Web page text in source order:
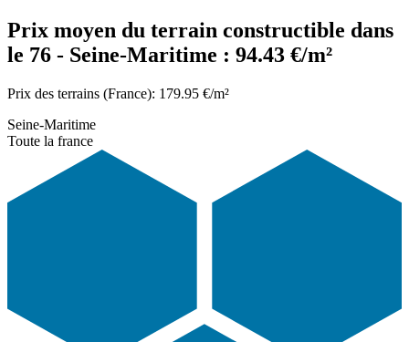
Prix moyen du terrain constructible dans
le 76 - Seine-Maritime : 94.43 €/m²
Prix des terrains (France): 179.95 €/m²
Seine-Maritime
Toute la france